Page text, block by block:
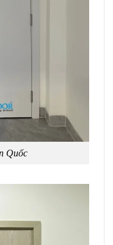
Quốc